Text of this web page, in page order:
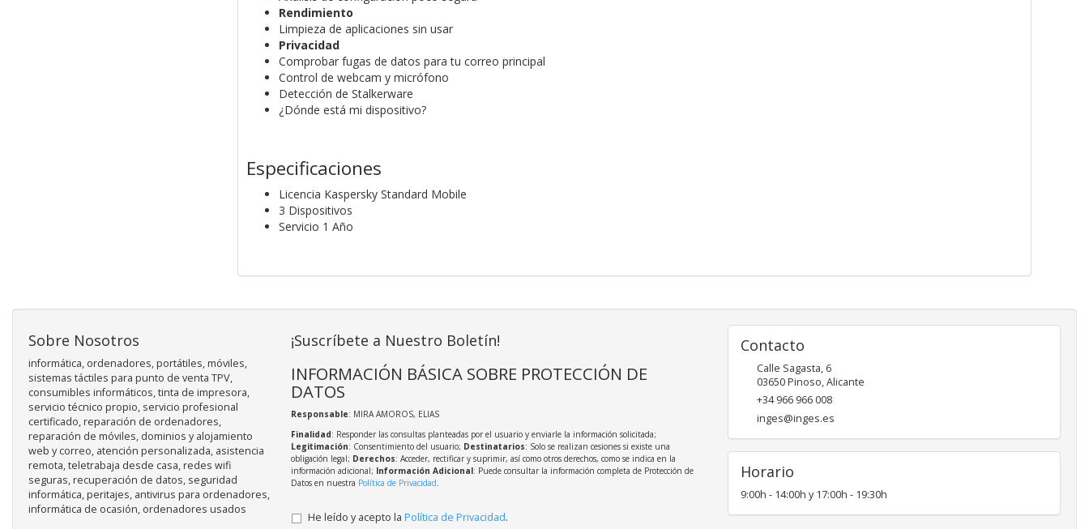
Rendimiento
Limpieza de aplicaciones sin usar
Privacidad
Comprobar fugas de datos para tu correo principal
Control de webcam y micrófono
Detección de Stalkerware
¿Dónde está mi dispositivo?
Especificaciones
Licencia Kaspersky Standard Mobile
3 Dispositivos
Servicio 1 Año
Sobre Nosotros
informática, ordenadores, portátiles, móviles,
sistemas táctiles para punto de venta TPV,
consumibles informáticos, tinta de impresora,
servicio técnico propio, servicio profesional
certificado, reparación de ordenadores,
reparación de móviles, dominios y alojamiento
web y correo, atención personalizada, asistencia
remota, teletrabaja desde casa, redes wifi
seguras, recuperación de datos, seguridad
informática, peritajes, antivirus para ordenadores,
informática de ocasión, ordenadores usados
¡Suscríbete a Nuestro Boletín!
INFORMACIÓN BÁSICA SOBRE PROTECCIÓN DE
DATOS
Responsable: MIRA AMOROS, ELIAS
Finalidad: Responder las consultas planteadas por el usuario y enviarle la información solicitada;
Legitimación: Consentimiento del usuario; Destinatarios: Solo se realizan cesiones si existe una
obligación legal; Derechos: Acceder, rectificar y suprimir, así como otros derechos, como se indica en la
información adicional; Información Adicional: Puede consultar la información completa de Protección de
Datos en nuestra Política de Privacidad.
He leído y acepto la Política de Privacidad.
Contacto
Calle Sagasta, 6
03650Pinoso,Alicante
+34 966 966 008
inges@inges.es
Horario
9:00h - 14:00h y 17:00h - 19:30h